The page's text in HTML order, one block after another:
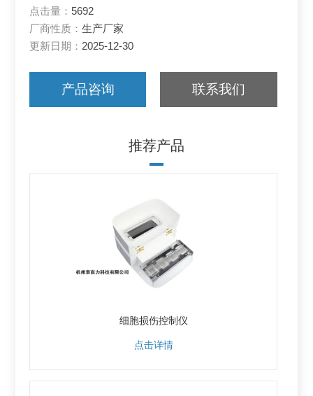
点击量： 5692
厂商性质：生产厂家
更新日期： 2025-12-30
产品咨询 联系我们
推荐产品
细胞损伤控制仪
点击详情